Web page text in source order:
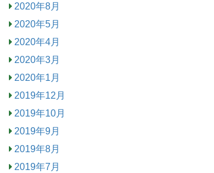
2020年8月
2020年5月
2020年4月
2020年3月
2020年1月
2019年12月
2019年10月
2019年9月
2019年8月
2019年7月